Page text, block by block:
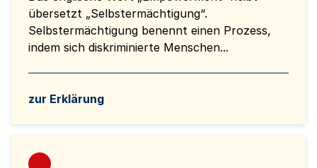
übersetzt „Selbstermächtigung“.
Selbstermächtigung benennt einen Prozess,
indem sich diskriminierte Menschen...
zur Erklärung